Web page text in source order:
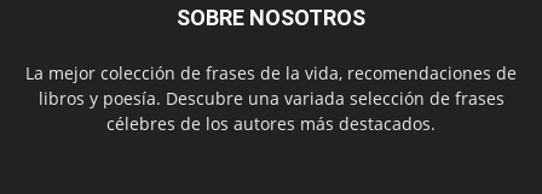
SOBRE NOSOTROS
La mejor colección de frases de la vida, recomendaciones de
libros y poesía. Descubre una variada selección de frases
célebres de los autores más destacados.